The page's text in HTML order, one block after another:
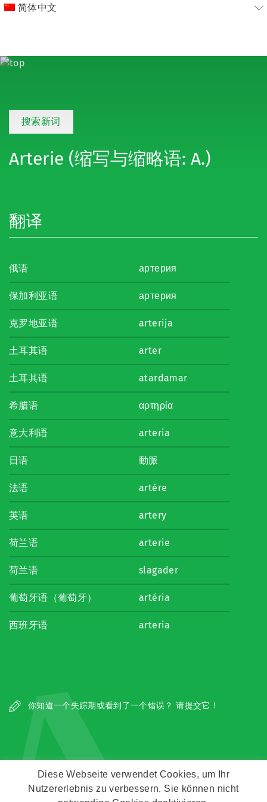
简体中文
搜索新词
Arterie (缩写与缩略语: A.)
翻译
俄语 артерия
保加利亚语 артерия
克罗地亚语 arterija
土耳其语 arter
土耳其语 atardamar
希腊语 αρτηρία
意大利语 arteria
日语 動脈
法语 artère
英语 artery
荷兰语 arterie
荷兰语 slagader
葡萄牙语（葡萄牙） artéria
西班牙语 arteria
你知道一个失踪期或看到了一个错误？ 请提交它！
Diese Webseite verwendet Cookies, um Ihr
Nutzererlebnis zu verbessern. Sie können nicht